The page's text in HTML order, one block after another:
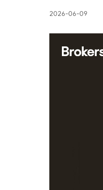
2026-06-09